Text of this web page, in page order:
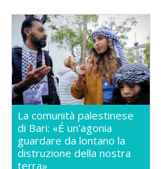
La comunità palestinese
di Bari: «É un'agonia
guardare da lontano la
distruzione della nostra
terra»